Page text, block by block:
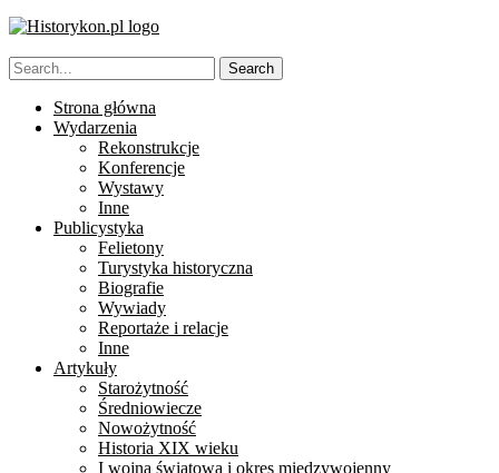
Strona główna
Wydarzenia
Rekonstrukcje
Konferencje
Wystawy
Inne
Publicystyka
Felietony
Turystyka historyczna
Biografie
Wywiady
Reportaże i relacje
Inne
Artykuły
Starożytność
Średniowiecze
Nowożytność
Historia XIX wieku
I wojna światowa i okres międzywojenny